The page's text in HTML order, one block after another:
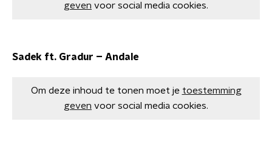
geven voor social media cookies.
Sadek ft. Gradur – Andale
Om deze inhoud te tonen moet je toestemming
geven voor social media cookies.